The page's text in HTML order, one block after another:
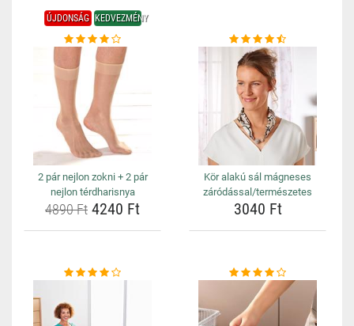
ÚJDONSÁG KEDVEZMÉNY
2 pár nejlon zokni + 2 pár
nejlon térdharisnya
4890 Ft 4240 Ft
Kör alakú sál mágneses
záródással/természetes
3040 Ft